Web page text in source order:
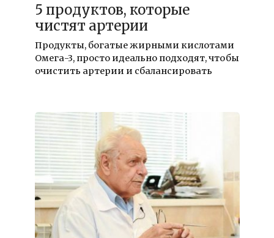
5 продуктов, которые
чистят артерии
Продукты, богатые жирными кислотами
Омега-3, просто идеально подходят, чтобы
очистить артерии и сбалансировать